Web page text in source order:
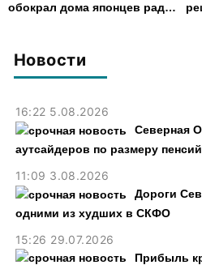
Новости
16:22 5.08.2026
Северная
аутсайдеров по размеру пенсий
11:09 3.08.2026
Дороги
одними из худших в СКФО
15:26 29.07.2026
Прибыль
обокрал дома японцев ради